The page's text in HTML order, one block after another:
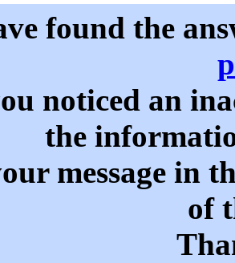
found the
noticed an
the
message in
of